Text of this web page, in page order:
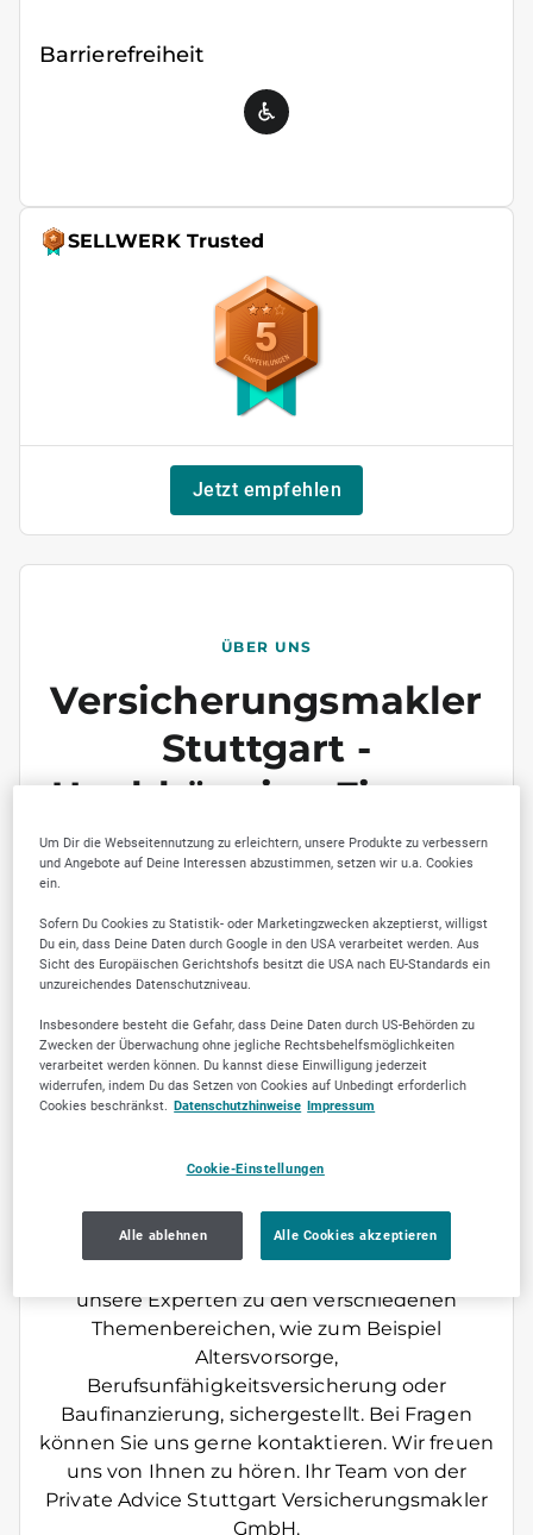
Barrierefreiheit
SELLWERK Trusted
5
Jetzt empfehlen
ÜBER UNS
Versicherungsmakler
Stuttgart -
Unabhängige Finanz-
und
Versicherungsberatun
g für anspruchsvolle
Privat- und
Geschäftskunden
Herzlich Willkommen bei der Private Advice
Stuttgart Versicherungsmakler GmbH! Die
anspruchsvolle Privat- und Geschäftskunden
umfassend zu Finanz- und
unsere Experten zu den verschiedenen
Themenbereichen, wie zum Beispiel
Altersvorsorge,
Berufsunfähigkeitsversicherung oder
Baufinanzierung, sichergestellt. Bei Fragen
können Sie uns gerne kontaktieren. Wir freuen
uns von Ihnen zu hören. Ihr Team von der
Private Advice Stuttgart Versicherungsmakler
GmbH.
Um Dir die Webseitennutzung zu erleichtern, unsere Produkte zu verbessern
und Angebote auf Deine Interessen abzustimmen, setzen wir u.a. Cookies
ein.
Sofern Du Cookies zu Statistik- oder Marketingzwecken akzeptierst, willigst
Du ein, dass Deine Daten durch Google in den USA verarbeitet werden. Aus
Sicht des Europäischen Gerichtshofs besitzt die USA nach EU-Standards ein
unzureichendes Datenschutzniveau.
Insbesondere besteht die Gefahr, dass Deine Daten durch US-Behörden zu
Zwecken der Überwachung ohne jegliche Rechtsbehelfsmöglichkeiten
verarbeitet werden können. Du kannst diese Einwilligung jederzeit
widerrufen, indem Du das Setzen von Cookies auf Unbedingt erforderlich
Cookies beschränkst. Datenschutzhinweise Impressum
Cookie-Einstellungen
Alle ablehnen Alle Cookies akzeptieren